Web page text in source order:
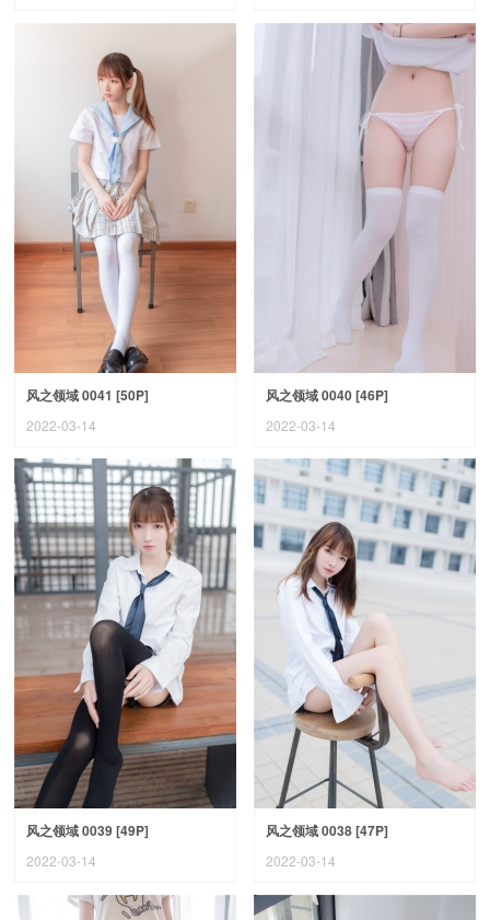
风之领域 0041 [50P]
2022-03-14
风之领域 0040 [46P]
2022-03-14
风之领域 0039 [49P]
2022-03-14
风之领域 0038 [47P]
2022-03-14